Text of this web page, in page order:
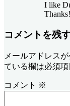
I like
Thanks!
コメントを残
メールアドレス
ている欄は必須項
コメント ※